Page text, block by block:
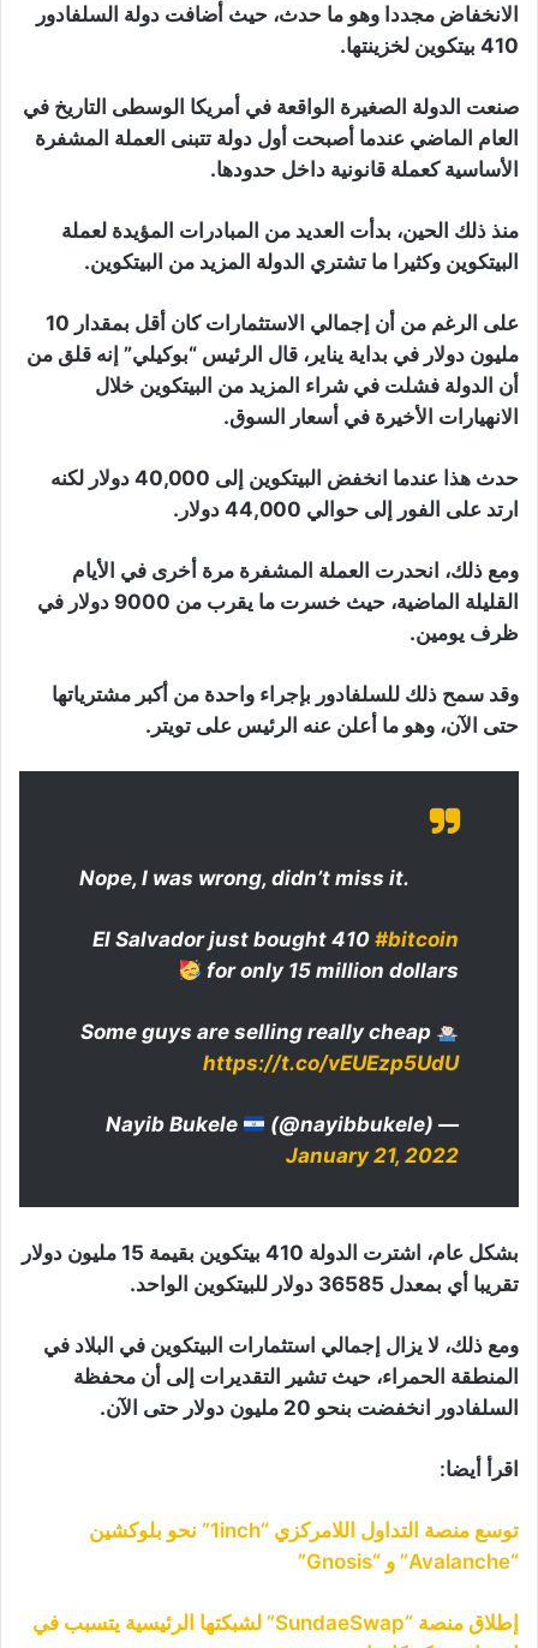
الانخفاض مجددا وهو ما حدث، حيث أضافت دولة السلفادور
410 بيتكوين لخزينتها.
صنعت الدولة الصغيرة الواقعة في أمريكا الوسطى التاريخ في
العام الماضي عندما أصبحت أول دولة تتبنى العملة المشفرة
الأساسية كعملة قانونية داخل حدودها.
منذ ذلك الحين، بدأت العديد من المبادرات المؤيدة لعملة
البيتكوين وكثيرا ما تشتري الدولة المزيد من البيتكوين.
على الرغم من أن إجمالي الاستثمارات كان أقل بمقدار 10
مليون دولار في بداية يناير، قال الرئيس “بوكيلي” إنه قلق من
أن الدولة فشلت في شراء المزيد من البيتكوين خلال
الانهيارات الأخيرة في أسعار السوق.
حدث هذا عندما انخفض البيتكوين إلى 40,000 دولار لكنه
ارتد على الفور إلى حوالي 44,000 دولار.
ومع ذلك، انحدرت العملة المشفرة مرة أخرى في الأيام
القليلة الماضية، حيث خسرت ما يقرب من 9000 دولار في
ظرف يومين.
وقد سمح ذلك للسلفادور بإجراء واحدة من أكبر مشترياتها
حتى الآن، وهو ما أعلن عنه الرئيس على تويتر.
Nope, I was wrong, didn’t miss it.
El Salvador just bought 410 #bitcoin
for only 15 million dollars
Some guys are selling really cheap
https://t.co/vEUEzp5UdU
— Nayib Bukele
(@nayibbukele)
January 21, 2022
بشكل عام، اشترت الدولة 410 بيتكوين بقيمة 15 مليون دولار
تقريبا أي بمعدل 36585 دولار للبيتكوين الواحد.
ومع ذلك، لا يزال إجمالي استثمارات البيتكوين في البلاد في
المنطقة الحمراء، حيث تشير التقديرات إلى أن محفظة
السلفادور انخفضت بنحو 20 مليون دولار حتى الآن.
اقرأ أيضا:
توسع منصة التداول اللامركزي “1inch” نحو بلوكشين
“Avalanche” و “Gnosis”
إطلاق منصة “SundaeSwap” لشبكتها الرئيسية يتسبب في